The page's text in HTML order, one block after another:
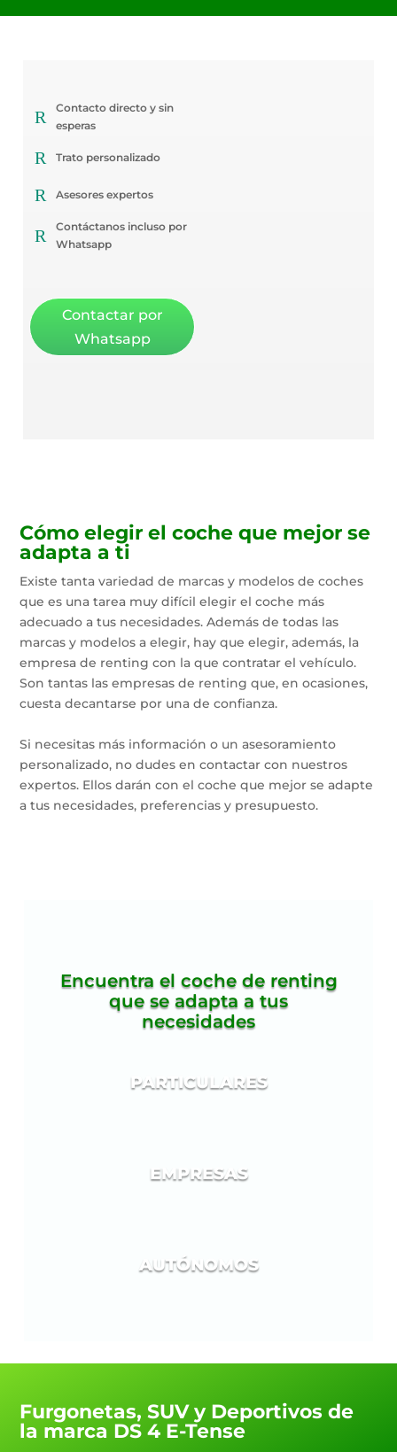
R
Contacto directo y sin
esperas
R Trato personalizado
R Asesores expertos
R
Contáctanos incluso por
Whatsapp
Contactar por
Whatsapp
Cómo elegir el coche que mejor se
adapta a ti
Existe tanta variedad de marcas y modelos de coches
que es una tarea muy difícil elegir el coche más
adecuado a tus necesidades. Además de todas las
marcas y modelos a elegir, hay que elegir, además, la
empresa de renting con la que contratar el vehículo.
Son tantas las empresas de renting que, en ocasiones,
cuesta decantarse por una de confianza.
Si necesitas más información o un asesoramiento
personalizado, no dudes en contactar con nuestros
expertos. Ellos darán con el coche que mejor se adapte
a tus necesidades, preferencias y presupuesto.
Encuentra el coche de renting
que se adapta a tus
necesidades
PARTICULARES
EMPRESAS
AUTÓNOMOS
Furgonetas, SUV y Deportivos de
la marca DS 4 E-Tense